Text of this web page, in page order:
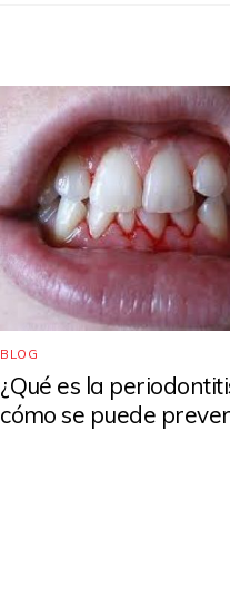
BLOG
¿Qué es la
cómo se puede